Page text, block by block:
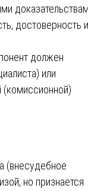
достоверность и
должен
или
(комиссионной)
(внесудебное
но признается